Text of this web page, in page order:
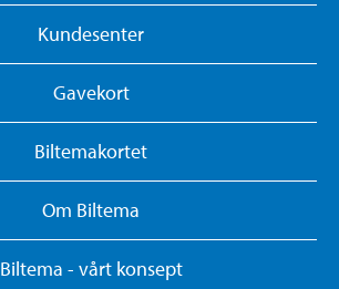
Kundesenter
Gavekort
Biltemakortet
Om Biltema
Biltema - vårt konsept